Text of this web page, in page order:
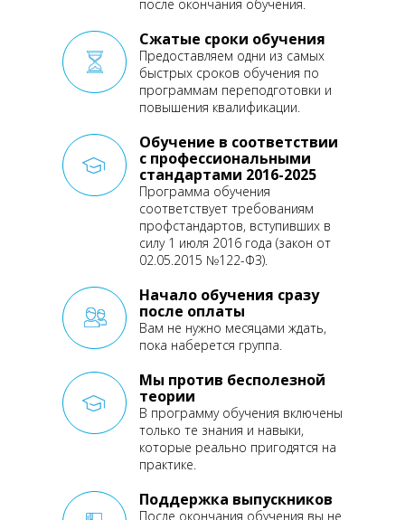
после окончания обучения.
Сжатые сроки обучения
Предоставляем одни из самых
быстрых сроков обучения по
программам переподготовки и
повышения квалификации.
Обучение в соответствии
с профессиональными
стандартами 2016-2025
Программа обучения
соответствует требованиям
профстандартов, вступивших в
силу 1 июля 2016 года (закон от
02.05.2015 №122-ФЗ).
Начало обучения сразу
после оплаты
Вам не нужно месяцами ждать,
пока наберется группа.
Мы против бесполезной
теории
В программу обучения включены
только те знания и навыки,
которые реально пригодятся на
практике.
Поддержка выпускников
После окончания обучения вы не